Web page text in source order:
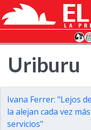
Uriburu
Ivana Ferrer: "Lejos
la alejan cada vez
servicios"